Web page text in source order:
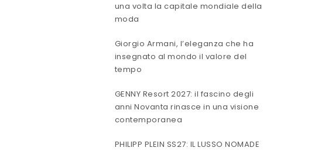
una volta la capitale mondiale della
moda
Giorgio Armani, l’eleganza che ha
insegnato al mondo il valore del
tempo
GENNY Resort 2027: il fascino degli
anni Novanta rinasce in una visione
contemporanea
PHILIPP PLEIN SS27: IL LUSSO NOMADE